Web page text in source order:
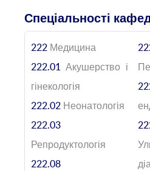
Спеціальності
222Медицина
222.01Акушерство і
гінекологія
222.02Неонатологія
222.03
Репродуктологія
222.08